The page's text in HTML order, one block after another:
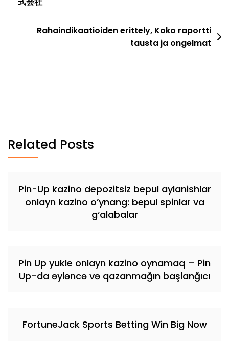
Rahaindikaatioiden erittely, Koko raportti
tausta ja ongelmat
Related Posts
Pin-Up kazino depozitsiz bepul aylanishlar
onlayn kazino o’ynang: bepul spinlar va
g‘alabalar
Pin Up yukle onlayn kazino oynamaq – Pin
Up-da əyləncə və qazanmağın başlanğıcı
FortuneJack Sports Betting Win Big Now